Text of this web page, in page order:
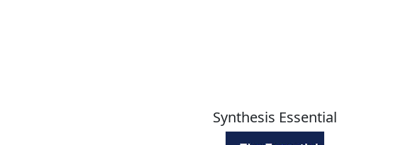
Synthesis Essential